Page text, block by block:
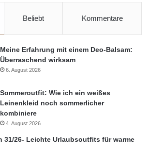
Beliebt Kommentare
Meine Erfahrung mit einem Deo-Balsam:
Überraschend wirksam
6. August 2026
Sommeroutfit: Wie ich ein weißes
Leinenkleid noch sommerlicher
kombiniere
4. August 2026
26- Leichte Urlaubsoutfits für warme